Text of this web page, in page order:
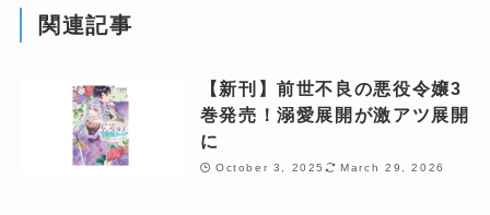
関連記事
【新刊】前世不良の悪役令嬢3
巻発売！溺愛展開が激アツ展開
に
October 3, 2025 March 29, 2026